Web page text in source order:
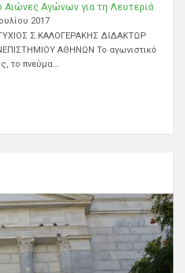
Αιώνες Αγώνων για τη Λευτεριά
2017
Σ.ΚΑΛΟΓΕΡΑΚΗΣ ΔΙΔΑΚΤΩΡ
ΑΘΗΝΩΝ Το αγωνιστικό
το πνεύμα…